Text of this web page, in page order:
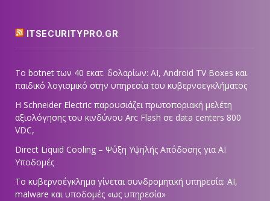
ITSECURITYPRO.GR
Το botnet των 40 εκατ. δολαρίων: AI, Android TV Boxes και
παιδικό λογισμικό στην υπηρεσία του κυβερνοεγκλήματος
Η Schneider Electric παρουσιάζει πρωτοποριακή μελέτη
αξιολόγησης του κινδύνου Arc Flash σε data centers 800
VDC,
Direct Liquid Cooling – Ψύξη Υψηλής Απόδοσης για AI
Υποδομές
Το κυβερνοέγκλημα γίνεται συνδρομητική υπηρεσία: AI,
malware και υποδομές «ως υπηρεσία»